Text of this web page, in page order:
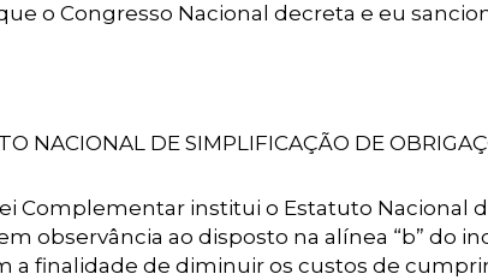
o Congresso Nacional decreta e eu
NACIONAL DE SIMPLIFICAÇÃO DE
Complementar institui o Estatuto Nacional
observância ao disposto na alínea “b” do
a finalidade de diminuir os custos de